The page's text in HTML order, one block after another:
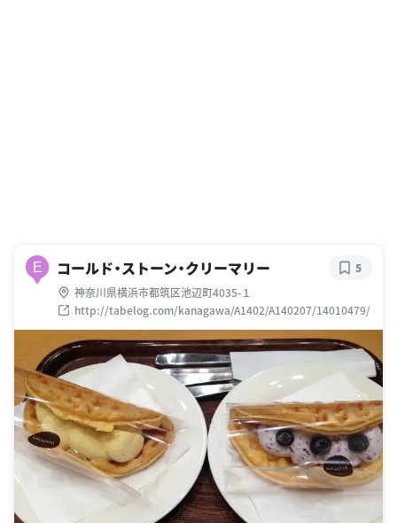
E コールド・ストーン・クリーマリー
神奈川県横浜市都筑区池辺町4035-１
http://tabelog.com/kanagawa/A1402/A140207/14010479/
5